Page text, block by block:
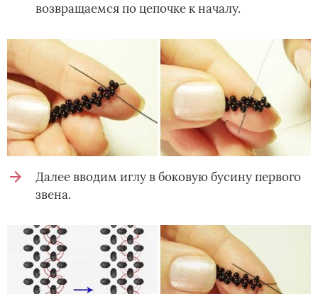
возвращаемся по цепочке к началу.
Далее вводим иглу в боковую бусину первого
звена.